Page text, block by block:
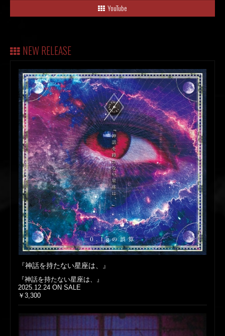
YouTube
NEW RELEASE
『神話を持たない星座は、』
『神話を持たない星座は、』
2025.12.24 ON SALE
￥3,300